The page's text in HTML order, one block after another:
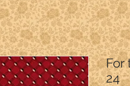
For
24